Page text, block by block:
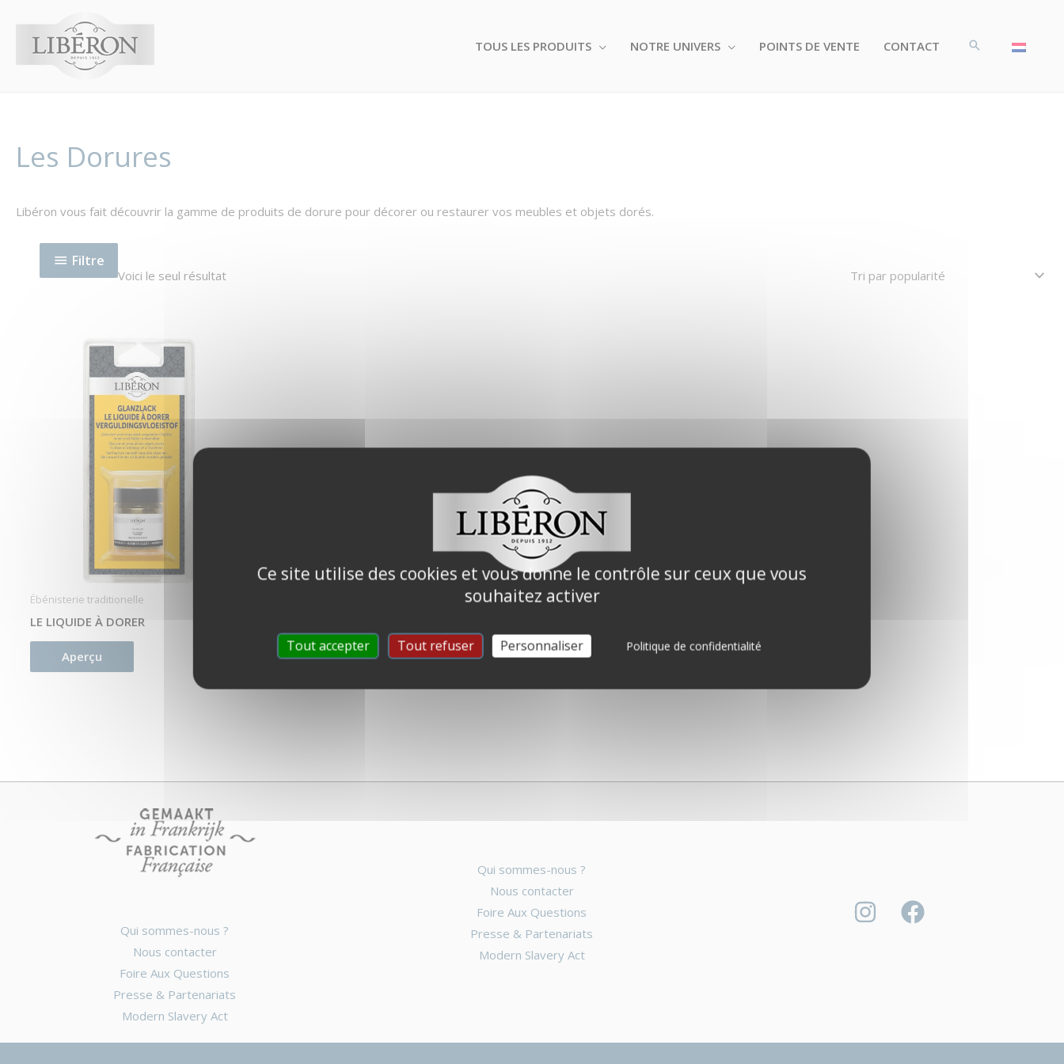
TOUS LES PRODUITS NOTRE UNIVERS POINTS DE VENTE CONTACT
Les Dorures
Libéron vous fait découvrir la gamme de produits de dorure pour décorer ou restaurer vos meubles et objets dorés.
Filtre
Voici le seul résultat
Ébénisterie traditionelle
LE LIQUIDE À DORER
Aperçu
Qui sommes-nous ?
Nous contacter
Foire Aux Questions
Presse & Partenariats
Modern Slavery Act
Qui sommes-nous ?
Nous contacter
Foire Aux Questions
Presse & Partenariats
Modern Slavery Act
Ce site utilise des cookies et vous donne le contrôle sur ceux que vous
souhaitez activer
Tout accepter Tout refuser Personnaliser Politique de confidentialité